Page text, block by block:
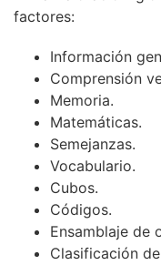
factores:
Información
Comprensión
Memoria.
Matemáticas.
Semejanzas.
Vocabulario.
Cubos.
Códigos.
Ensamblaje de
Clasificación